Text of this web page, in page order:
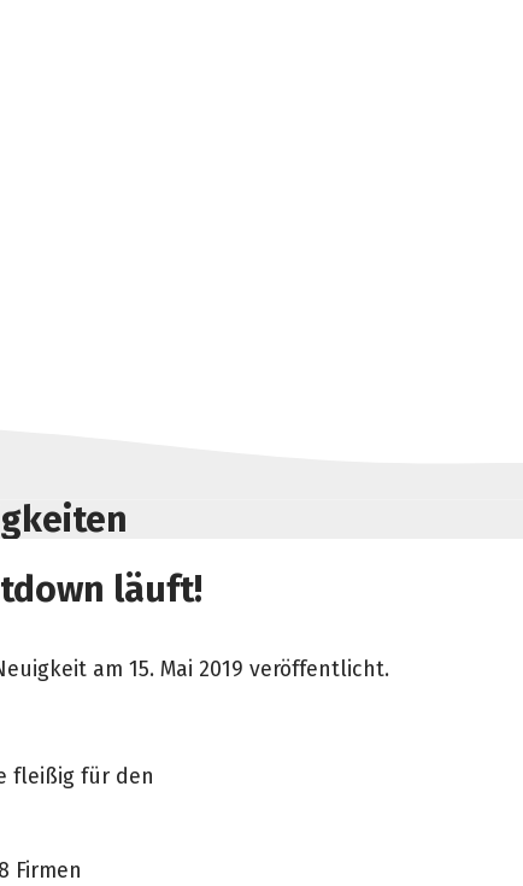
läuft!
am 15. Mai 2019 veröffentlicht.
fleißig für den
Firmen